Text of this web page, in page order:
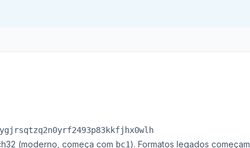
(moderno, começa com bc1). Formatos legados começam